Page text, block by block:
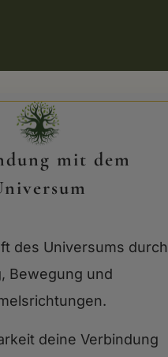
mit dem
des Universums durch
Bewegung und
deine Verbindung